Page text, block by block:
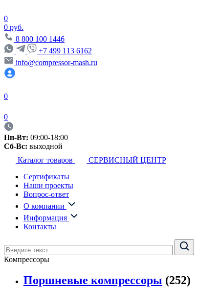
0
0 руб.
8 800 100 1446
+7 499 113 6162
info@compressor-mash.ru
0
0
Пн-Вт: 09:00-18:00
Сб-Вс: выходной
Каталог товаров
СЕРВИСНЫЙ ЦЕНТР
Сертификаты
Наши проекты
Вопрос-ответ
О компании
Информация
Контакты
Компрессоры
Поршневые компрессоры (252)